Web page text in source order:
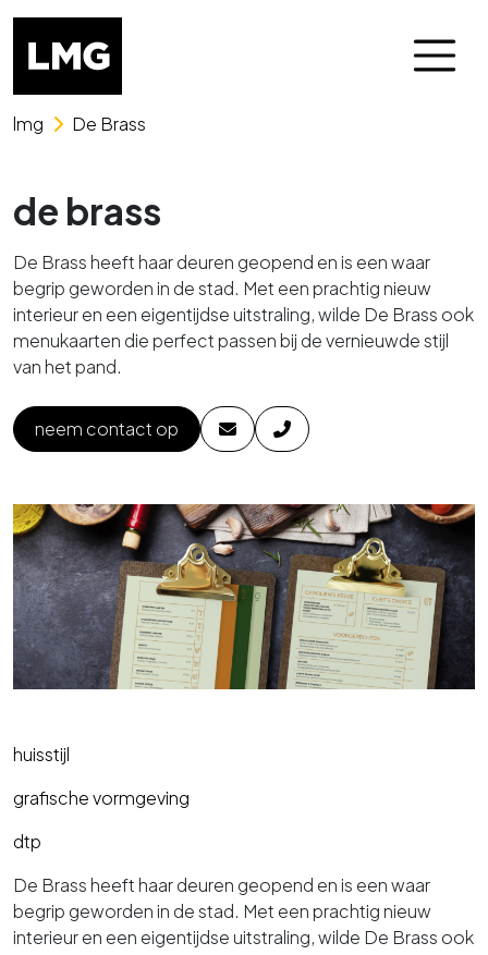
Skip naar het menu
Skip naar de content
lmg De Brass
de brass
De Brass heeft haar deuren geopend en is een waar
begrip geworden in de stad. Met een prachtig nieuw
interieur en een eigentijdse uitstraling, wilde De Brass ook
menukaarten die perfect passen bij de vernieuwde stijl
van het pand.
neem contact op
huisstijl
grafische vormgeving
dtp
De Brass heeft haar deuren geopend en is een waar
begrip geworden in de stad. Met een prachtig nieuw
interieur en een eigentijdse uitstraling, wilde De Brass ook